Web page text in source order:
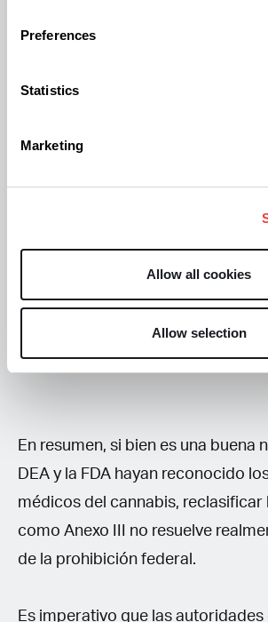
Preferences
Statistics
Marketing
Allow all cookies
Allow selection
Actualmente, el estatus legal del
internacional impone severas
los investigadores, lo que ha
el avance del conocimiento
campo. Una reclasificación que
potencial valor del cannabis
terapéutica abriría las puertas a
fluida investigación, facilitando el
nuevos tratamientos y
evolución normativa sería un paso
aprovechar de forma
los beneficios que el cannabis
salud y el bienestar de la
En resumen, si bien es una buena
DEA y la FDA hayan reconocido
médicos del cannabis, reclasificar
como Anexo III no resuelve
de la prohibición federal.
Es imperativo que las autoridades